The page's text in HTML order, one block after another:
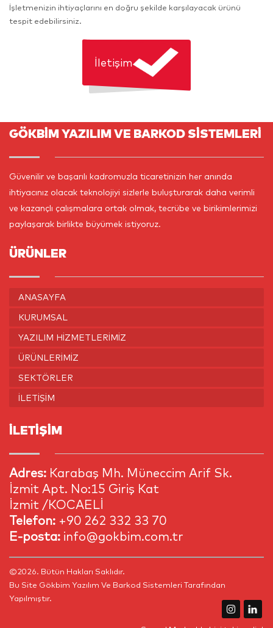
İşletmenizin ihtiyaçlarını en doğru şekilde karşılayacak ürünü
tespit edebilirsiniz.
İletişim
GÖKBİM YAZILIM VE BARKOD SİSTEMLERİ
Güvenilir ve başarılı kadromuzla ticaretinizin her anında
ihtiyacınız olacak teknolojiyi sizlerle buluşturarak daha verimli
ve kazançlı çalışmalara ortak olmak, tecrübe ve birikimlerimizi
paylaşarak birlikte büyümek istiyoruz.
ÜRÜNLER
ANASAYFA
KURUMSAL
YAZILIM HIZMETLERIMIZ
ÜRÜNLERIMIZ
SEKTÖRLER
İLETIŞIM
İLETİŞİM
Adres: Karabaş Mh. Müneccim Arif Sk.
İzmit Apt. No:15 Giriş Kat
İzmit /KOCAELİ
Telefon: +90 262 332 33 70
E-posta: info@gokbim.com.tr
©2026. Bütün Hakları Saklıdır.
Bu Site Gökbim Yazılım Ve Barkod SistemleriTarafından
Yapılmıştır.